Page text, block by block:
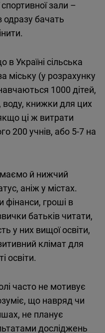
зали –
одразу бачать
Україні сільська
міську (у розрахунку
1000 дітей,
воду, книжки для цих
ці ж витрати
200 учнів, або 5-7 на
маємо й нижчий
аніж у містах.
фінанси, гроші в
батьків читати,
у них вищої освіти,
клімат для
освіти.
часто не мотивує
що навряд чи
не планує
досліджень